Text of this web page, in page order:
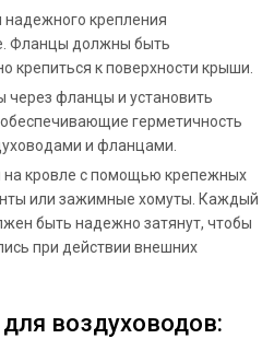
крепления
Фланцы должны быть
крепиться к поверхности крыши.
через фланцы и установить
герметичность
и фланцами.
на кровле с помощью крепежных
или зажимные хомуты. Каждый
быть надежно затянут, чтобы
при действии внешних
воздуховодов: